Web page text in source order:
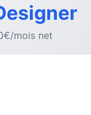
mois net